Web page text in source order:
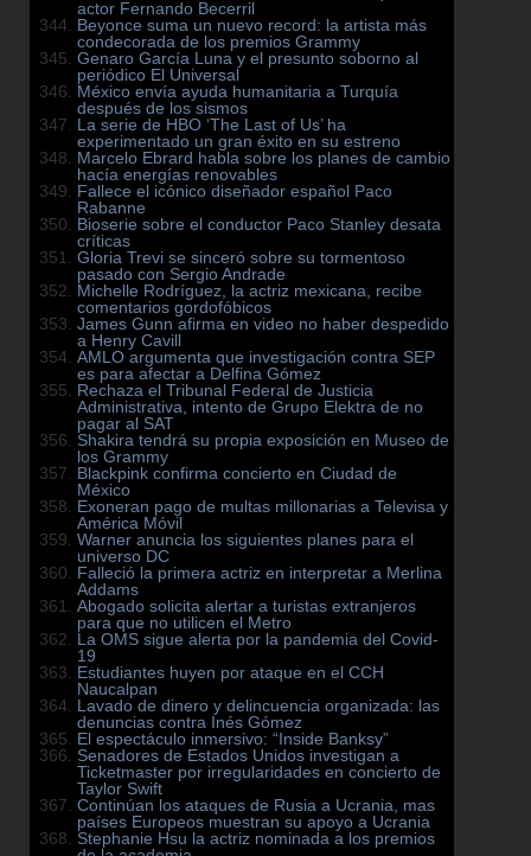
actor Fernando Becerril
Beyonce suma un nuevo record: la artista más
condecorada de los premios Grammy
Genaro García Luna y el presunto soborno al
periódico El Universal
México envía ayuda humanitaria a Turquía
después de los sismos
La serie de HBO ‘The Last of Us’ ha
experimentado un gran éxito en su estreno
Marcelo Ebrard habla sobre los planes de cambio
hacía energías renovables
Fallece el icónico diseñador español Paco
Rabanne
Bioserie sobre el conductor Paco Stanley desata
críticas
Gloria Trevi se sinceró sobre su tormentoso
pasado con Sergio Andrade
Michelle Rodríguez, la actriz mexicana, recibe
comentarios gordofóbicos
James Gunn afirma en video no haber despedido
a Henry Cavill
AMLO argumenta que investigación contra SEP
es para afectar a Delfina Gómez
Rechaza el Tribunal Federal de Justicia
Administrativa, intento de Grupo Elektra de no
pagar al SAT
Shakira tendrá su propia exposición en Museo de
los Grammy
Blackpink confirma concierto en Ciudad de
México
Exoneran pago de multas millonarias a Televisa y
América Móvil
Warner anuncia los siguientes planes para el
universo DC
Falleció la primera actriz en interpretar a Merlina
Addams
Abogado solicita alertar a turistas extranjeros
para que no utilicen el Metro
La OMS sigue alerta por la pandemia del Covid-
19
Estudiantes huyen por ataque en el CCH
Naucalpan
Lavado de dinero y delincuencia organizada: las
denuncias contra Inés Gómez
El espectáculo inmersivo: “Inside Banksy”
Senadores de Estados Unidos investigan a
Ticketmaster por irregularidades en concierto de
Taylor Swift
Continúan los ataques de Rusia a Ucrania, mas
países Europeos muestran su apoyo a Ucrania
Stephanie Hsu la actriz nominada a los premios